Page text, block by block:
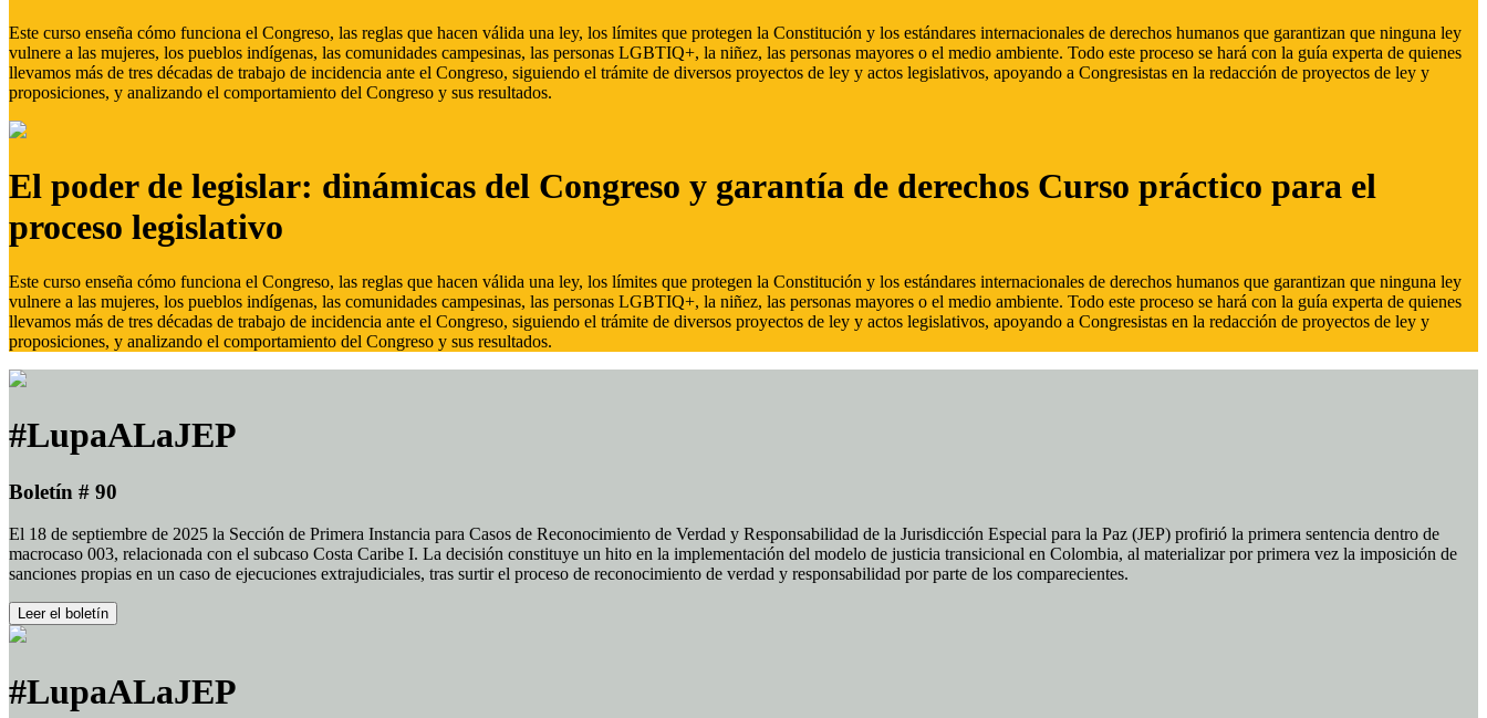
Este curso enseña cómo funciona el Congreso, las reglas que hacen válida una ley, los límites que protegen la Constitución y los estándares internacionales de derechos humanos que garantizan que ninguna ley
vulnere a las mujeres, los pueblos indígenas, las comunidades campesinas, las personas LGBTIQ+, la niñez, las personas mayores o el medio ambiente. Todo este proceso se hará con la guía experta de quienes
llevamos más de tres décadas de trabajo de incidencia ante el Congreso, siguiendo el trámite de diversos proyectos de ley y actos legislativos, apoyando a Congresistas en la redacción de proyectos de ley y
proposiciones, y analizando el comportamiento del Congreso y sus resultados.
El poder de legislar: dinámicas del Congreso y garantía de derechos Curso práctico para el
proceso legislativo
Este curso enseña cómo funciona el Congreso, las reglas que hacen válida una ley, los límites que protegen la Constitución y los estándares internacionales de derechos humanos que garantizan que ninguna ley
vulnere a las mujeres, los pueblos indígenas, las comunidades campesinas, las personas LGBTIQ+, la niñez, las personas mayores o el medio ambiente. Todo este proceso se hará con la guía experta de quienes
llevamos más de tres décadas de trabajo de incidencia ante el Congreso, siguiendo el trámite de diversos proyectos de ley y actos legislativos, apoyando a Congresistas en la redacción de proyectos de ley y
proposiciones, y analizando el comportamiento del Congreso y sus resultados.
#LupaALaJEP
Boletín # 90
El 18 de septiembre de 2025 la Sección de Primera Instancia para Casos de Reconocimiento de Verdad y Responsabilidad de la Jurisdicción Especial para la Paz (JEP) profirió la primera sentencia dentro de
macrocaso 003, relacionada con el subcaso Costa Caribe I. La decisión constituye un hito en la implementación del modelo de justicia transicional en Colombia, al materializar por primera vez la imposición de
sanciones propias en un caso de ejecuciones extrajudiciales, tras surtir el proceso de reconocimiento de verdad y responsabilidad por parte de los comparecientes.
Leer el boletín
#LupaALaJEP